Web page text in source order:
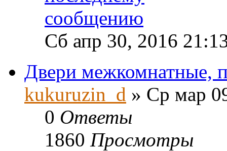
Сб апр 30, 2016
Двери межкомнатные,
kukuruzin_d » Ср мар
0 Ответы
1860 Просмотры